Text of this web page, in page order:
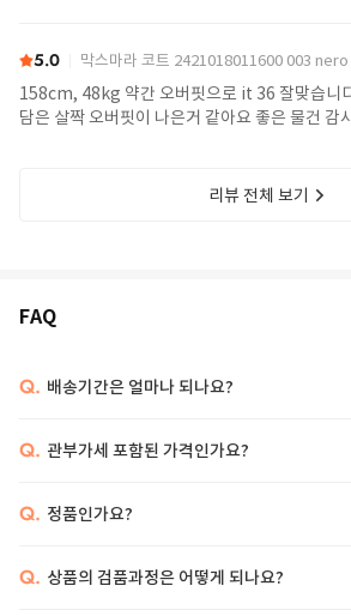
5.0 막스마라 코트 2421018011600 003 nero
158cm, 48kg 약간 오버핏으로 it 36 잘맞습니
담은 살짝 오버
리뷰 전체 보기
FAQ
Q. 배송기간은 얼마나 되나요?
Q. 관부가세 포함된 가격인가요?
Q. 정품인가요?
Q. 상품의 검품과정은 어떻게 되나요?